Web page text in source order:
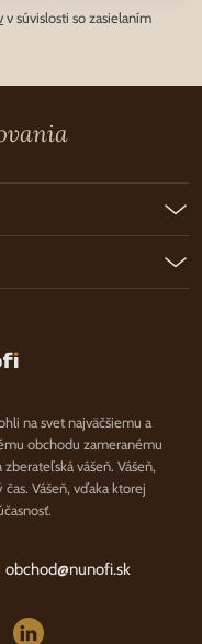
v súvislosti so zasielaním
na svet najväčšiemu a
obchodu zameranému
vášeň. Vášeň,
Vášeň, vďaka ktorej
obchod@nunofi.sk